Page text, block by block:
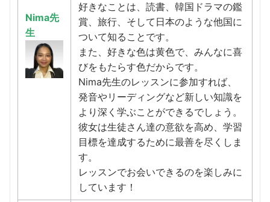
Nima先
生
好きなことは、読書、韓国ドラマの鑑
賞、旅行、そして日本のような他国に
ついて知ることです。
また、好きな色は黄色で、みんなに喜
びをもたらす色だからです。
Nima先生のレッスンに参加すれば、
発音やリーディングなど新しい知識を
より深く学ぶことができるでしょう。
彼女は生徒さん達の意欲を高め、学習
目標を達成するために最善を尽くしま
す。
レッスンでお会いできるのを楽しみに
しています！